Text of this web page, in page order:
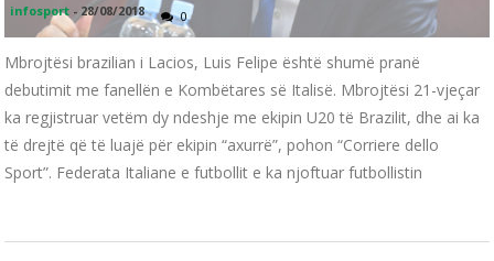
infosport - 28/08/2018 0
Mbrojtësi brazilian i Lacios, Luis Felipe është shumë pranë
debutimit me fanellën e Kombëtares së Italisë. Mbrojtësi 21-vjeçar
ka regjistruar vetëm dy ndeshje me ekipin U20 të Brazilit, dhe ai ka
të drejtë që të luajë për ekipin “axurrë”, pohon “Corriere dello
Sport”. Federata Italiane e futbollit e ka njoftuar futbollistin